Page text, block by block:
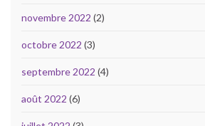
novembre 2022 (2)
octobre 2022 (3)
septembre 2022 (4)
août 2022 (6)